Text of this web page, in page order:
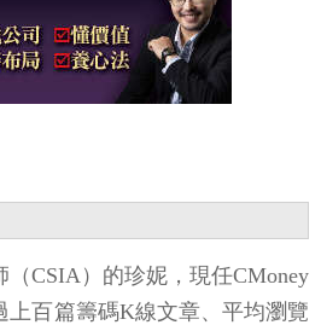
CSIA）的珍妮，現任CMoney
上百篇籌碼K線文章、平均瀏覽